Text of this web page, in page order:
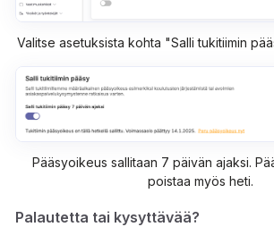
Valitse asetuksista kohta "Salli tukitiimin
Pääsyoikeus sallitaan 7 päivän ajaksi.
poistaa myös heti.
Palautetta tai kysyttävää?